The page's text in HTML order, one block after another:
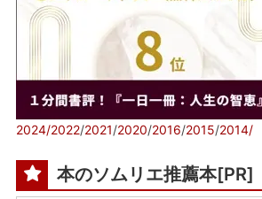
2024/2022/2021/2020/2016/2015/2014/
本のソムリエ推薦本[PR]